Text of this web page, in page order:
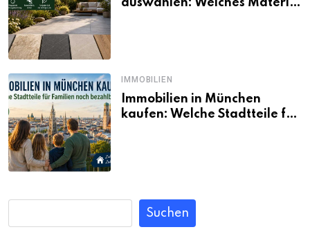
auswählen: Welches Material
IMMOBILIEN
Immobilien in München
kaufen: Welche Stadtteile für
Suchen